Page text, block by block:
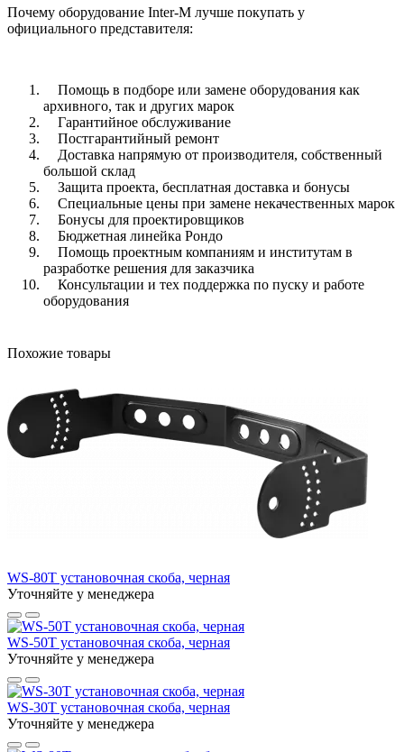
Почему оборудование Inter-M лучше покупать у
официального представителя:
Помощь в подборе или замене оборудования как
архивного, так и других марок
Гарантийное обслуживание
Постгарантийный ремонт
Доставка напрямую от производителя, собственный
большой склад
Защита проекта, бесплатная доставка и бонусы
Специальные цены при замене некачественных марок
Бонусы для проектировщиков
Бюджетная линейка Рондо
Помощь проектным компаниям и институтам в
разработке решения для заказчика
Консультации и тех поддержка по пуску и работе
оборудования
Похожие товары
WS-80T установочная скоба, черная
Уточняйте у менеджера
WS-50T установочная скоба, черная
Уточняйте у менеджера
WS-30T установочная скоба, черная
Уточняйте у менеджера